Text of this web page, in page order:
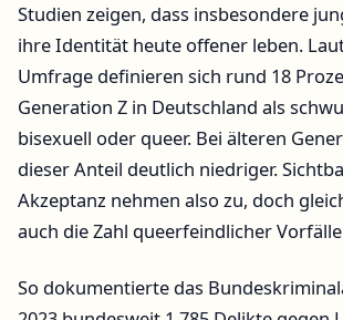
Studien zeigen, dass insbesondere
ihre Identität heute offener leben.
Umfrage definieren sich rund 18
Generation Z in Deutschland als
bisexuell oder queer. Bei älteren
dieser Anteil deutlich niedriger.
Akzeptanz nehmen also zu, doch
auch die Zahl queerfeindlicher
So dokumentierte das